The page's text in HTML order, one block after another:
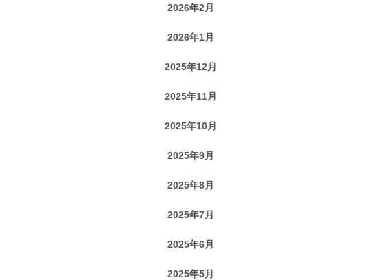
2026年2月
2026年1月
2025年12月
2025年11月
2025年10月
2025年9月
2025年8月
2025年7月
2025年6月
2025年5月